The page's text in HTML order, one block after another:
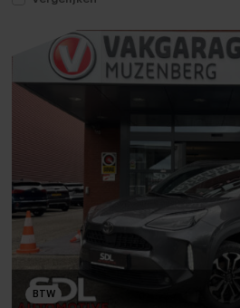
Climate control
Cruise control adaptief
Elektrische handrem
Elektrische ramen achter
Elektrische ramen voor
Hoofdsteunen achter
Keyless start
keyless start
Lederen stuurwiel
BTW